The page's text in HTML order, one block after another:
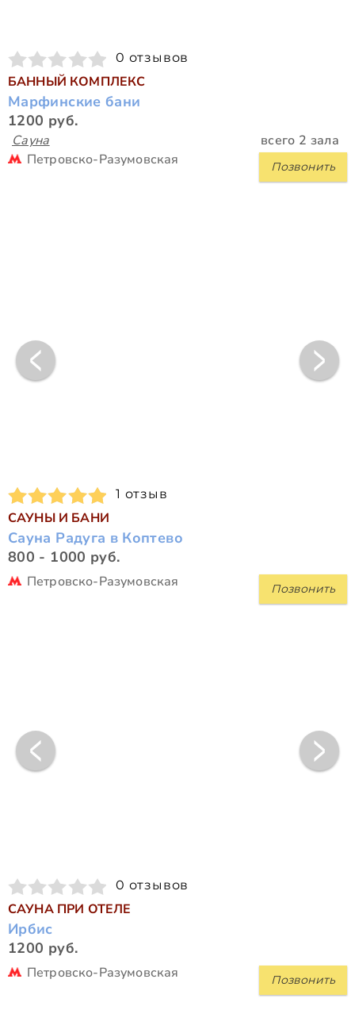
0 отзывов
БАННЫЙ КОМПЛЕКС
Марфинские бани
1200 руб.
Сауна всего 2 зала
Позвонить
Петровско-Разумовская
1 отзыв
САУНЫ И БАНИ
Сауна Радуга в Коптево
800 - 1000 руб.
Позвонить
Петровско-Разумовская
0 отзывов
САУНА ПРИ ОТЕЛЕ
Ирбис
1200 руб.
Позвонить
Петровско-Разумовская